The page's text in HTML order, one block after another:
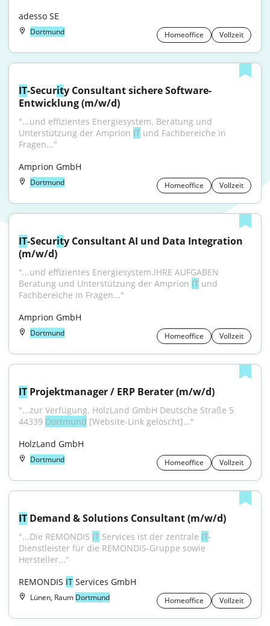
adesso SE
Dortmund Homeoffice Vollzeit
IT-Security Consultant sichere Software-
Entwicklung (m/w/d)
"...und effizientes Energiesystem. Beratung und
Unterstützung der Amprion IT und Fachbereiche in
Fragen..."
Amprion GmbH
Dortmund Homeoffice Vollzeit
IT-Security Consultant AI und Data Integration
(m/w/d)
"...und effizientes Energiesystem.IHRE AUFGABEN
Beratung und Unterstützung der Amprion IT und
Fachbereiche in Fragen..."
Amprion GmbH
Dortmund Homeoffice Vollzeit
IT Projektmanager / ERP Berater (m/w/d)
"...zur Verfügung. HolzLand GmbH Deutsche Straße 5
44339 Dortmund [Website-Link gelöscht]..."
HolzLand GmbH
Dortmund Homeoffice Vollzeit
IT Demand & Solutions Consultant (m/w/d)
"...Die REMONDIS IT Services ist der zentrale IT-
Dienstleister für die REMONDIS-Gruppe sowie
Hersteller..."
REMONDIS IT Services GmbH
Lünen, Raum Dortmund Homeoffice Vollzeit